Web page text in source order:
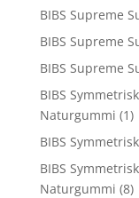
BIBS Supreme
BIBS Supreme
BIBS Supreme
BIBS
Naturgummi (1)
BIBS
BIBS
Naturgummi (8)